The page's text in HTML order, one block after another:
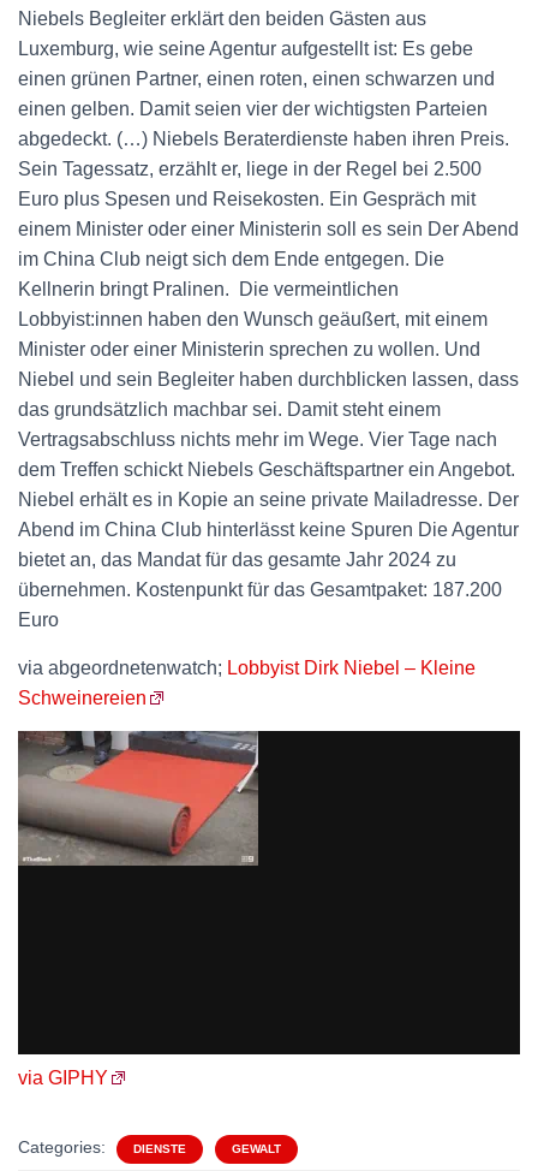
Niebels Begleiter erklärt den beiden Gästen aus
Luxemburg, wie seine Agentur aufgestellt ist: Es gebe
einen grünen Partner, einen roten, einen schwarzen und
einen gelben. Damit seien vier der wichtigsten Parteien
abgedeckt. (…) Niebels Beraterdienste haben ihren Preis.
Sein Tagessatz, erzählt er, liege in der Regel bei 2.500
Euro plus Spesen und Reisekosten. Ein Gespräch mit
einem Minister oder einer Ministerin soll es sein Der Abend
im China Club neigt sich dem Ende entgegen. Die
Kellnerin bringt Pralinen. Die vermeintlichen
Lobbyist:innen haben den Wunsch geäußert, mit einem
Minister oder einer Ministerin sprechen zu wollen. Und
Niebel und sein Begleiter haben durchblicken lassen, dass
das grundsätzlich machbar sei. Damit steht einem
Vertragsabschluss nichts mehr im Wege. Vier Tage nach
dem Treffen schickt Niebels Geschäftspartner ein Angebot.
Niebel erhält es in Kopie an seine private Mailadresse. Der
Abend im China Club hinterlässt keine Spuren Die Agentur
bietet an, das Mandat für das gesamte Jahr 2024 zu
übernehmen. Kostenpunkt für das Gesamtpaket: 187.200
Euro
via abgeordnetenwatch; Lobbyist Dirk Niebel – Kleine
Schweinereien
via GIPHY
Categories: DIENSTE GEWALT